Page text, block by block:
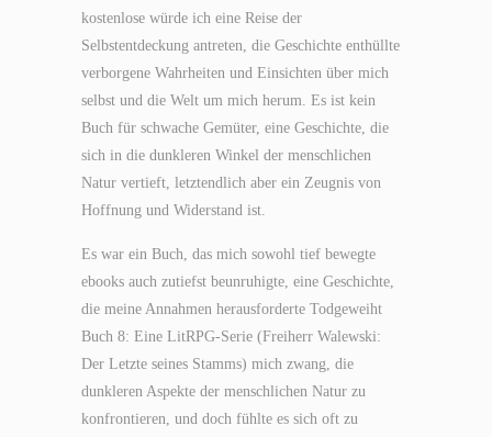
kostenlose würde ich eine Reise der
Selbstentdeckung antreten, die Geschichte enthüllte
verborgene Wahrheiten und Einsichten über mich
selbst und die Welt um mich herum. Es ist kein
Buch für schwache Gemüter, eine Geschichte, die
sich in die dunkleren Winkel der menschlichen
Natur vertieft, letztendlich aber ein Zeugnis von
Hoffnung und Widerstand ist.
Es war ein Buch, das mich sowohl tief bewegte
ebooks auch zutiefst beunruhigte, eine Geschichte,
die meine Annahmen herausforderte Todgeweiht
Buch 8: Eine LitRPG-Serie (Freiherr Walewski:
Der Letzte seines Stamms) mich zwang, die
dunkleren Aspekte der menschlichen Natur zu
konfrontieren, und doch fühlte es sich oft zu